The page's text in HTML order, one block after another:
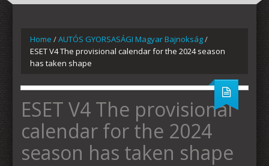
Home /AUTÓS GYORSASÁGI Magyar Bajnokság/
ESET V4 The provisional calendar for the 2024 season
has taken shape
ESET V4 The provisional
calendar for the 2024
season has taken shape